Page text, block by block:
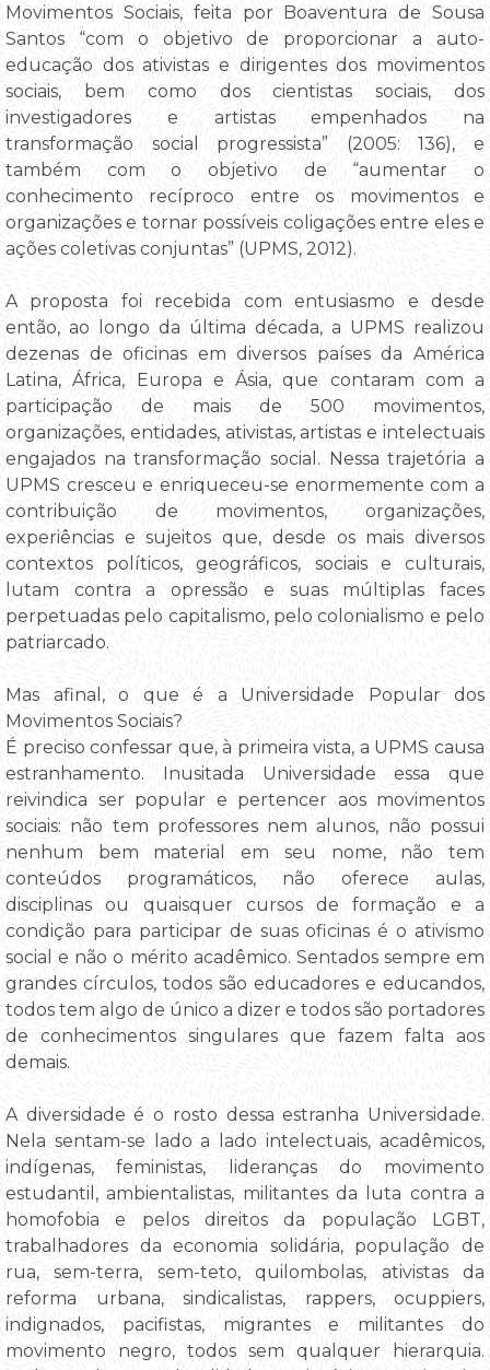
Movimentos Sociais, feita por Boaventura de Sousa
Santos “com o objetivo de proporcionar a auto-
educação dos ativistas e dirigentes dos movimentos
sociais, bem como dos cientistas sociais, dos
investigadores e artistas empenhados na
transformação social progressista” (2005: 136), e
também com o objetivo de “aumentar o
conhecimento recíproco entre os movimentos e
organizações e tornar possíveis coligações entre eles e
ações coletivas conjuntas” (UPMS, 2012).
A proposta foi recebida com entusiasmo e desde
então, ao longo da última década, a UPMS realizou
dezenas de oficinas em diversos países da América
Latina, África, Europa e Ásia, que contaram com a
participação de mais de 500 movimentos,
organizações, entidades, ativistas, artistas e intelectuais
engajados na transformação social. Nessa trajetória a
UPMS cresceu e enriqueceu-se enormemente com a
contribuição de movimentos, organizações,
experiências e sujeitos que, desde os mais diversos
contextos políticos, geográficos, sociais e culturais,
lutam contra a opressão e suas múltiplas faces
perpetuadas pelo capitalismo, pelo colonialismo e pelo
patriarcado.
Mas afinal, o que é a Universidade Popular dos
Movimentos Sociais?
É preciso confessar que, à primeira vista, a UPMS causa
estranhamento. Inusitada Universidade essa que
reivindica ser popular e pertencer aos movimentos
sociais: não tem professores nem alunos, não possui
nenhum bem material em seu nome, não tem
conteúdos programáticos, não oferece aulas,
disciplinas ou quaisquer cursos de formação e a
condição para participar de suas oficinas é o ativismo
social e não o mérito acadêmico. Sentados sempre em
grandes círculos, todos são educadores e educandos,
todos tem algo de único a dizer e todos são portadores
de conhecimentos singulares que fazem falta aos
demais.
A diversidade é o rosto dessa estranha Universidade.
Nela sentam-se lado a lado intelectuais, acadêmicos,
indígenas, feministas, lideranças do movimento
estudantil, ambientalistas, militantes da luta contra a
homofobia e pelos direitos da população LGBT,
trabalhadores da economia solidária, população de
rua, sem-terra, sem-teto, quilombolas, ativistas da
reforma urbana, sindicalistas, rappers, ocuppiers,
indignados, pacifistas, migrantes e militantes do
movimento negro, todos sem qualquer hierarquia.